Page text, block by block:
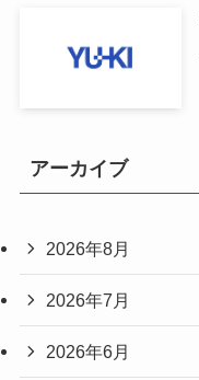
アーカイブ
2026年8月
2026年7月
2026年6月